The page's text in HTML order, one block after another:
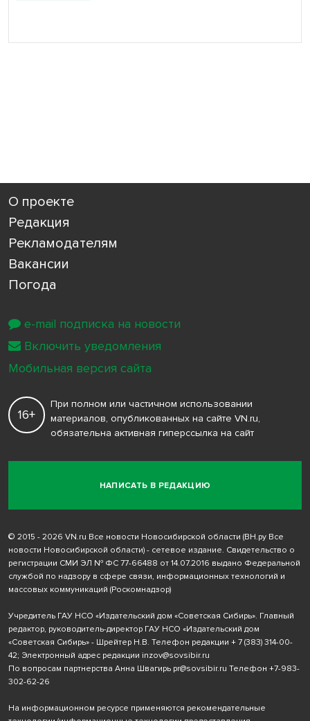
О проекте
Редакция
Рекламодателям
Вакансии
Погода
НАПИСАТЬ В РЕДАКЦИЮ
16+
При полном или частичном использовании
материалов, опубликованных на сайте VN.ru,
обязательна активная гиперссылка на сайт
© 2015 - 2026 VN.ru Все новости Новосибирской области (ВН.ру Все
новости Новосибирской области) - сетевое издание. Свидетельство о
регистрации СМИ ЭЛ № ФС 77-66488 от 14.07.2016 выдано Федеральной
службой по надзору в сфере связи, информационных технологий и
массовых коммуникаций (Роскомнадзор)
Учредитель ГАУ НСО «Издательский дом «Советская Сибирь». Главный
редактор, руководитель-директор ГАУ НСО «Издательский дом
«Советская Сибирь» - Шрейтер Н.В. Телефон редакции + 7 (383) 314-00-
42; Электронный адрес редакции inzov@sovsibir.ru
По вопросам партнерства Анна Швагирь pr@sovsibir.ru Телефон +7-983-
302-62-26
На информационном ресурсе применяются рекомендательные
e-mail подписка на новости
Включить уведомления
Мобильная версия сайта